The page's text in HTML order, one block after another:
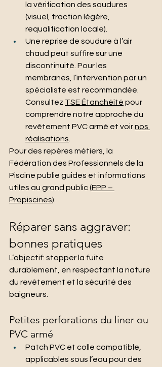
la vérification des soudures
(visuel, traction légère,
requalification locale).
Une reprise de soudure à l’air
chaud peut suffire sur une
discontinuité. Pour les
membranes, l’intervention par un
spécialiste est recommandée.
Consultez TSE Étanchéité pour
comprendre notre approche du
revêtement PVC armé et voir nos
réalisations
Pour des repères métiers, la
Fédération des Professionnels de la
Piscine publie guides et informations
utiles au grand public (FPP –
Propiscines).
Réparer sans aggraver:
bonnes pratiques
L’objectif: stopper la fuite
durablement, en respectant la nature
du revêtement et la sécurité des
baigneurs.
Petites perforations du liner ou
PVC armé
Patch PVC et colle compatible,
applicables sous l’eau pour des